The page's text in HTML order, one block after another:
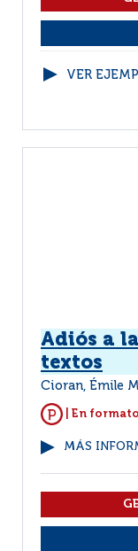
VER
Adiós a
textos
Cioran, Émile
| En
MÁS